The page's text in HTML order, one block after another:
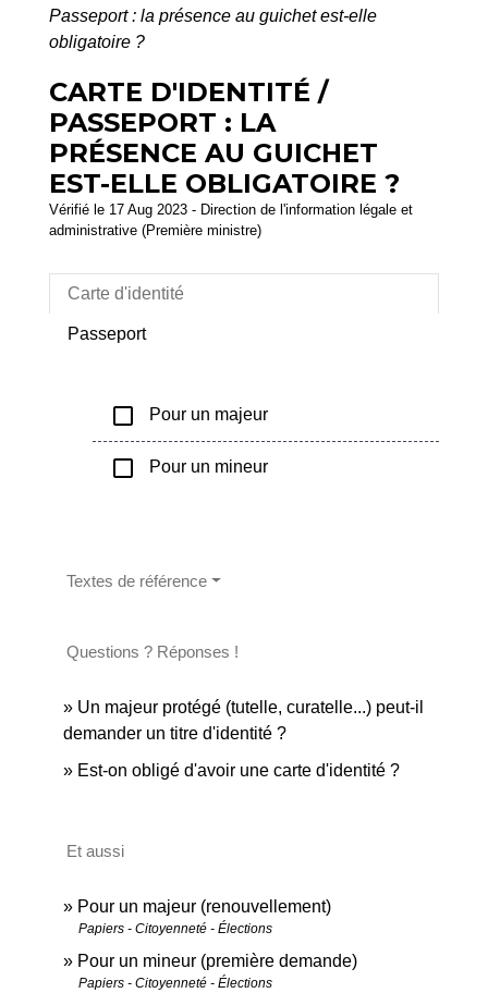
Passeport : la présence au guichet est-elle
obligatoire ?
CARTE D'IDENTITÉ /
PASSEPORT : LA
PRÉSENCE AU GUICHET
EST-ELLE OBLIGATOIRE ?
Vérifié le 17 Aug 2023 - Direction de l'information légale et
administrative (Première ministre)
Carte d'identité
Passeport
check_box_outline_blank Pour un majeur
check_box_outline_blank Pour un mineur
Textes de référence
Questions ? Réponses !
Un majeur protégé (tutelle, curatelle...) peut-il
demander un titre d'identité ?
Est-on obligé d'avoir une carte d'identité ?
Et aussi
Pour un majeur (renouvellement)
Papiers - Citoyenneté - Élections
Pour un mineur (première demande)
Papiers - Citoyenneté - Élections